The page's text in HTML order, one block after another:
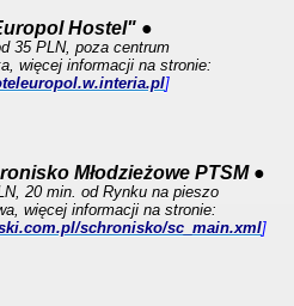
Hostel" ●
35 PLN, poza centrum
więcej informacji na stronie:
]
Młodzieżowe PTSM ●
20 min. od Rynku na pieszo
więcej informacji na stronie:
schronisko/sc_main.xml]